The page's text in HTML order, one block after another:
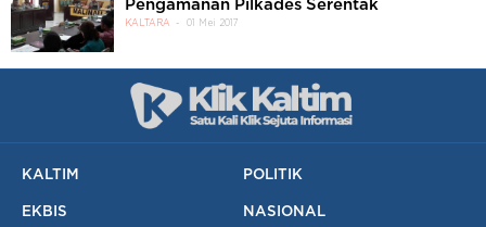
Pengamanan Pilkades Serentak
KALTARA 01 Mei 2017
KALTIM POLITIK
EKBIS NASIONAL